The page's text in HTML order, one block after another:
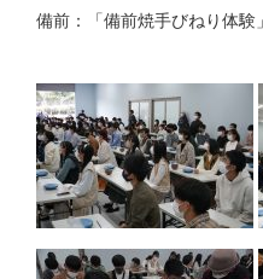
備前：「備前焼手びねり体験